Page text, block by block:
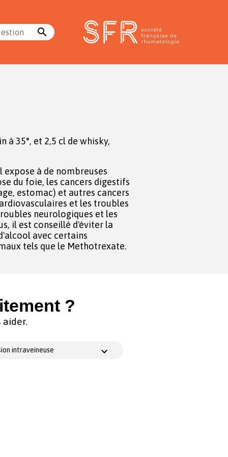
search
à 35°, et 2,5 cl de whisky,
expose à de nombreuses
du foie, les cancers digestifs
estomac) et autres cancers
et les troubles
neurologiques et les
il est conseillé d'éviter la
avec certains
tels que le Methotrexate.
?
intraveineuse